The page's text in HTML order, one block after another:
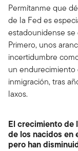
Permítanme que
de la Fed es
estadounidense
Primero, unos
incertidumbre
un
inmigración, tras
laxos.
El crecimiento de
de los nacidos en
pero han